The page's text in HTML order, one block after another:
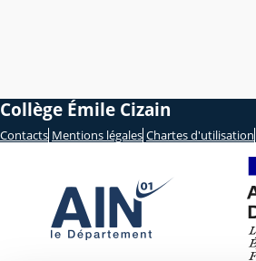
Collège Émile Cizain
Contacts Mentions légales Chartes d'utilisation